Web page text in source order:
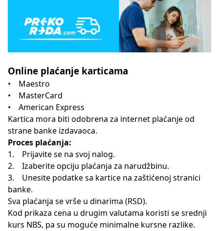
Online plaćanje karticama
• Maestro
• MasterCard
• American Express
Kartica mora biti odobrena za internet plaćanje od
strane banke izdavaoca.
Proces plaćanja:
1. Prijavite se na svoj nalog.
2. Izaberite opciju plaćanja za narudžbinu.
3. Unesite podatke sa kartice na zaštićenoj stranici
banke.
Sva plaćanja se vrše u dinarima (RSD).
Kod prikaza cena u drugim valutama koristi se srednji
kurs NBS, pa su moguće minimalne kursne razlike.